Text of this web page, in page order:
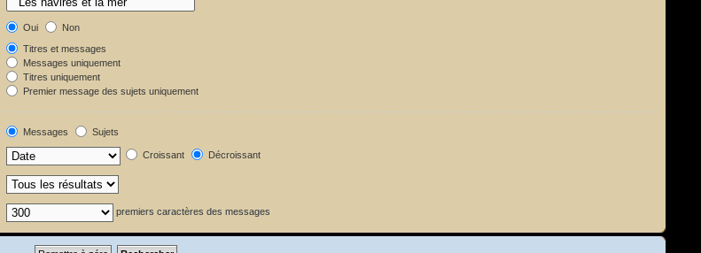
Oui
Non
Titres et messages
Messages uniquement
Titres uniquement
Premier message des sujets uniquement
Messages
Sujets
Croissant Décroissant
premiers caractères des messages